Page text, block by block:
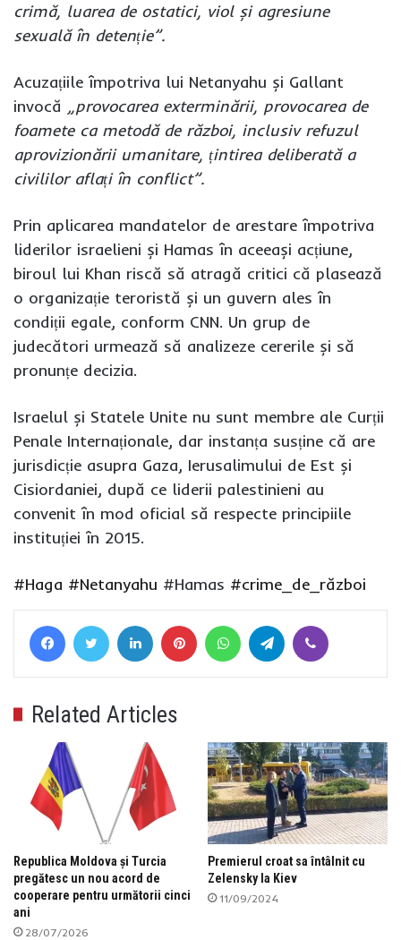
crimă, luarea de ostatici, viol și agresiune
sexuală în detenție”.
Acuzațiile împotriva lui Netanyahu și Gallant
invocă „provocarea exterminării, provocarea de
foamete ca metodă de război, inclusiv refuzul
aprovizionării umanitare, țintirea deliberată a
civililor aflați în conflict”.
Prin aplicarea mandatelor de arestare împotriva
liderilor israelieni și Hamas în aceeași acțiune,
biroul lui Khan riscă să atragă critici că plasează
o organizație teroristă și un guvern ales în
condiții egale, conform CNN. Un grup de
judecători urmează să analizeze cererile și să
pronunțe decizia.
Israelul și Statele Unite nu sunt membre ale Curții
Penale Internaționale, dar instanța susține că are
jurisdicție asupra Gaza, Ierusalimului de Est și
Cisiordaniei, după ce liderii palestinieni au
convenit în mod oficial să respecte principiile
instituției în 2015.
#Haga #Netanyahu #Hamas #crime_de_război
FacebookTwitter LinkedIn Pinterest WhatsAppTelegram
Related Articles
Republica Moldova și Turcia
pregătesc un nou acord de
cooperare pentru următorii cinci
ani
28/07/2026
Premierul croat sa întâlnit cu
Zelensky la Kiev
11/09/2024